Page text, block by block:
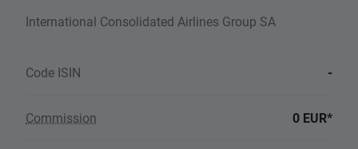
International Consolidated Airlines Group SA
Code ISIN -
Commission 0 EUR*